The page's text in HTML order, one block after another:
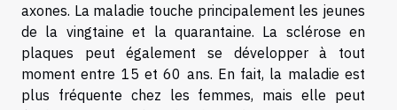
axones. La maladie touche principalement les jeunes
de la vingtaine et la quarantaine. La sclérose en
plaques peut également se développer à tout
moment entre 15 et 60 ans. En fait, la maladie est
plus fréquente chez les femmes, mais elle peut